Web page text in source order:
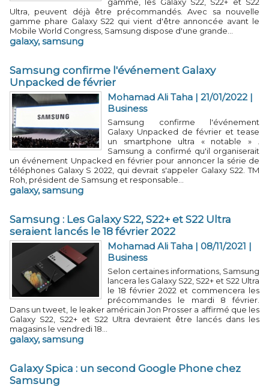
Ultra, peuvent déjà être précommandés. Avec sa nouvelle
gamme phare Galaxy S22 qui vient d'être annoncée avant le
Mobile World Congress, Samsung dispose d'une grande...
galaxy,samsung
Samsung confirme l'événement Galaxy
Unpacked de février
Mohamad Ali Taha | 21/01/2022 |
Business
Samsung confirme l'événement
Galaxy Unpacked de février et tease
un smartphone ultra « notable » .
Samsung a confirmé qu'il organiserait
un événement Unpacked en février pour annoncer la série de
téléphones Galaxy S 2022, qui devrait s'appeler Galaxy S22. TM
Roh, président de Samsung et responsable...
galaxy,samsung
Samsung : Les Galaxy S22, S22+ et S22 Ultra
seraient lancés le 18 février 2022
Mohamad Ali Taha | 08/11/2021 |
Business
Selon certaines informations, Samsung
lancera les Galaxy S22, S22+ et S22 Ultra
le 18 février 2022 et commencera les
précommandes le mardi 8 février.
Dans un tweet, le leaker américain Jon Prosser a affirmé que les
Galaxy S22, S22+ et S22 Ultra devraient être lancés dans les
magasins le vendredi 18...
galaxy,samsung
Galaxy Spica : un second Google Phone chez
Samsung